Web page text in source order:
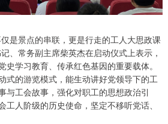
是景点的串联，更是行走的工人大思政课
、常务副主席柴英杰在启动仪式上表示，
史学习教育、传承红色基因的重要载体。
式的游览模式，能生动讲好党领导下的工
与工会故事，强化对职工的思想政治引
人阶级的历史使命，坚定不移听党话、